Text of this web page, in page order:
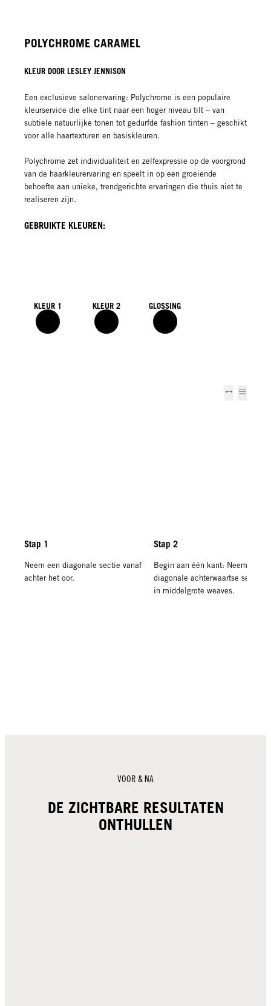
POLYCHROME CARAMEL
KLEUR DOOR LESLEY JENNISON
Een exclusieve salonervaring: Polychrome is een populaire
kleurservice die elke tint naar een hoger niveau tilt – van
subtiele natuurlijke tonen tot gedurfde fashion tinten – geschikt
voor alle haartexturen en basiskleuren.
Polychrome zet individualiteit en zelfexpressie op de voorgrond
van de haarkleurervaring en speelt in op een groeiende
behoefte aan unieke, trendgerichte ervaringen die thuis niet te
realiseren zijn.
GEBRUIKTE KLEUREN:
KLEUR 1 KLEUR 2 GLOSSING
Stap 1
Neem een diagonale sectie vanaf
achter het oor.
Stap 2
Begin aan één kant: Neem
diagonale achterwaartse secties
in middelgrote weaves.
VOOR & NA
DE ZICHTBARE RESULTATEN
ONTHULLEN